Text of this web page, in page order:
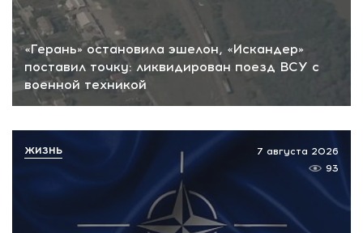
«Герань» остановила эшелон, «Искандер»
поставил точку: ликвидирован поезд ВСУ с
военной техникой
7 августа 2026
93
ЖИЗНЬ